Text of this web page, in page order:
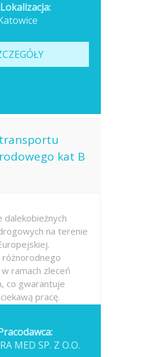
dzisiaj
Lokalizacja:
kat B
dalekobieżnych
na terenie
ramach zleceń
co gwarantuje
pracę.
MED SP. Z O.O.